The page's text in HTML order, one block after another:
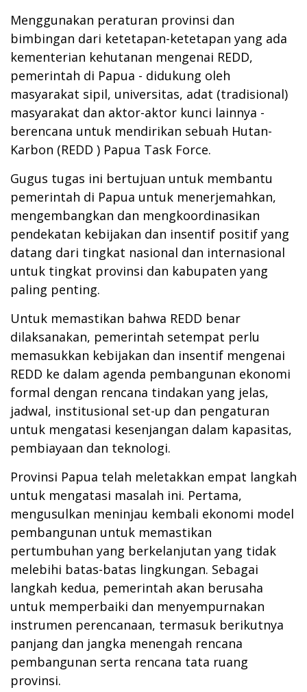
Menggunakan peraturan provinsi dan
bimbingan dari ketetapan-ketetapan yang ada
kementerian kehutanan mengenai REDD,
pemerintah di Papua - didukung oleh
masyarakat sipil, universitas, adat (tradisional)
masyarakat dan aktor-aktor kunci lainnya -
berencana untuk mendirikan sebuah Hutan-
Karbon (REDD ) Papua Task Force.
Gugus tugas ini bertujuan untuk membantu
pemerintah di Papua untuk menerjemahkan,
mengembangkan dan mengkoordinasikan
pendekatan kebijakan dan insentif positif yang
datang dari tingkat nasional dan internasional
untuk tingkat provinsi dan kabupaten yang
paling penting.
Untuk memastikan bahwa REDD benar
dilaksanakan, pemerintah setempat perlu
memasukkan kebijakan dan insentif mengenai
REDD ke dalam agenda pembangunan ekonomi
formal dengan rencana tindakan yang jelas,
jadwal, institusional set-up dan pengaturan
untuk mengatasi kesenjangan dalam kapasitas,
pembiayaan dan teknologi.
Provinsi Papua telah meletakkan empat langkah
untuk mengatasi masalah ini. Pertama,
mengusulkan meninjau kembali ekonomi model
pembangunan untuk memastikan
pertumbuhan yang berkelanjutan yang tidak
melebihi batas-batas lingkungan. Sebagai
langkah kedua, pemerintah akan berusaha
untuk memperbaiki dan menyempurnakan
instrumen perencanaan, termasuk berikutnya
panjang dan jangka menengah rencana
pembangunan serta rencana tata ruang
provinsi.